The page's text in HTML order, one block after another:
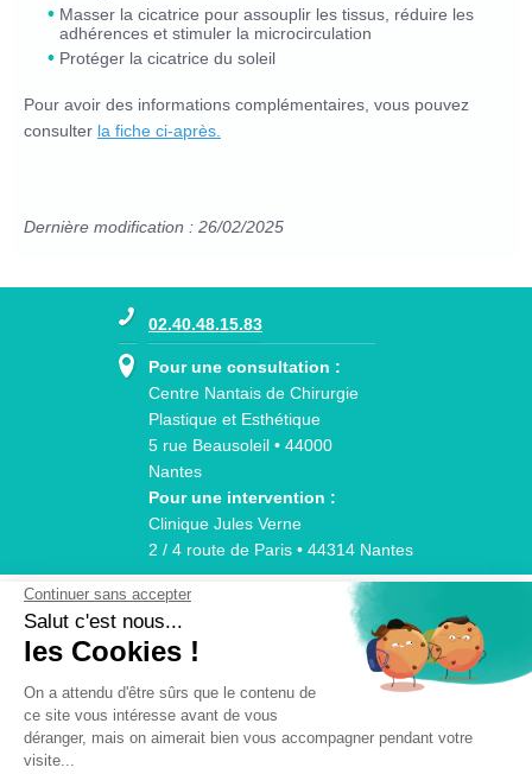
Masser la cicatrice pour assouplir les tissus, réduire les
adhérences et stimuler la microcirculation
Protéger la cicatrice du soleil
Pour avoir des informations complémentaires, vous pouvez
consulter la fiche ci-après.
Dernière modification : 26/02/2025
02.40.48.15.83
Pour une consultation :
Centre Nantais de Chirurgie
Plastique et Esthétique
5 rue Beausoleil • 44000
Nantes
Pour une intervention :
Clinique Jules Verne
2 / 4 route de Paris • 44314 Nantes